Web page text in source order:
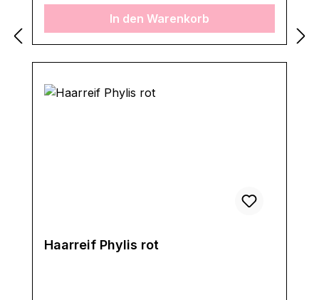
In den Warenkorb
Haarreif Phylis rot